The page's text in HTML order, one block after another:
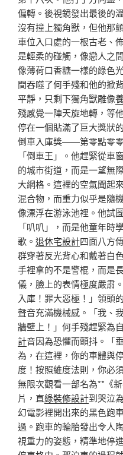
偏轉。後視鏡發出最後的
沒有撞上獨角獸，但他那
車位入口處的一根古老、
是輕柔的碰觸，像戀人之
像薄荷口香糖一樣的綠色
間吞噬了何手殘和他的掀
平靜，只剩下獨角獸雕像
殘感覺一陣天旋地轉，等
停在一個貼滿了巨大獎狀
倒車入庫獎——第零點零
「倒車王」。他趕緊從車
的城市街道，而是一望無
大網格。這裡的空氣聞起
混合物，而重力似乎是隨
像漂浮在游泳池裡。他試
「叭叭」，而是他童年時
歌。 退休宅設計四面八方
群穿著反光背心和戴著白
手裡拿的不是警棍，而是
儀，臉上的表情極度嚴肅
入庫！罪大惡極！」領頭
聲音充滿機械感。「我、
牆壁上！」何手殘趕緊為
計音因為恐懼而顫抖。「
為，在這裡，你的車體
度！按照維度法則，你必
無限次觀看一部名為**《
片，直綠裝修設計到哭泣
幻電影裡開出來的黑色跑
過。跑車的輪胎發出令人
視重力的姿態，精準地停